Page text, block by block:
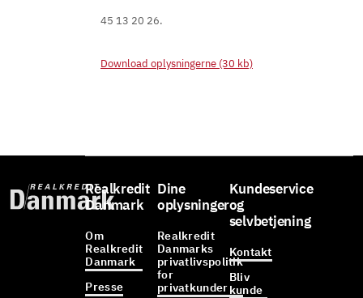
45 13 20 26.
Download oplysningerne (30 kb)
Realkredit
Danmark
Om
Realkredit
Danmark
Presse
Dine
oplysninger
Realkredit
Danmarks
privatlivspolitik
for
privatkunder
Kundeservice
og
selvbetjening
Kontakt
Bliv
kunde